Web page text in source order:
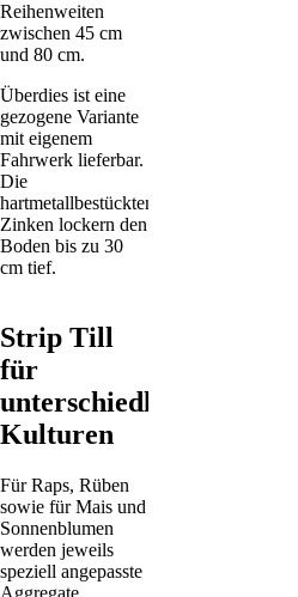
Reihenweiten
zwischen 45 cm
und 80 cm.
Überdies ist eine
gezogene Variante
mit eigenem
Fahrwerk lieferbar.
Die
hartmetallbestückten
Zinken lockern den
Boden bis zu 30
cm tief.
Strip Till
für
unterschiedlichste
Kulturen
Für Raps, Rüben
sowie für Mais und
Sonnenblumen
werden jeweils
speziell angepasste
Aggregate